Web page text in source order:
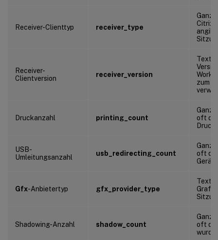
Receiver-Clienttyp receiver_type
Citrix
Receiver-
Clientversion
receiver_version
zum
Druckanzahl printing_count
oft die
USB-
Umleitungsanzahl
usb_redirecting_count
oft die
Gerät
Gfx-Anbietertyp gfx_provider_type
Shadowing-Anzahl shadow_count
oft
wurde